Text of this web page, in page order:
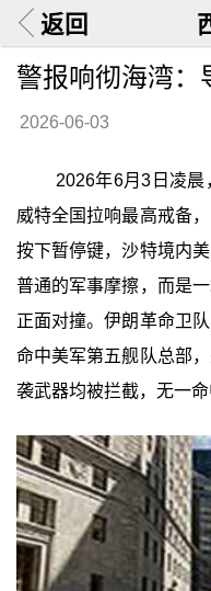
返回
警报响彻海湾：
2026-06-03
2026年6月3日凌
威特全国拉响最高戒备
按下暂停键，沙特境内
普通的军事摩擦，而是
正面对撞。伊朗革命卫
命中美军第五舰队总部
袭武器均被拦截，无一命